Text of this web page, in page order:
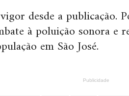
desde a publicação.
à poluição sonora e
em São José.
Publicidade